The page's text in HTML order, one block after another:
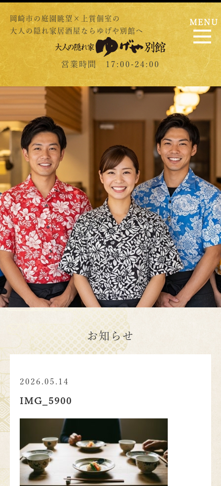
岡崎市の庭園眺望×上質個室の
大人の隠れ家居酒屋ならゆげや別館へ
営業時間 17:00-24:00
MENU
お知らせ
2026.05.14
IMG_5900